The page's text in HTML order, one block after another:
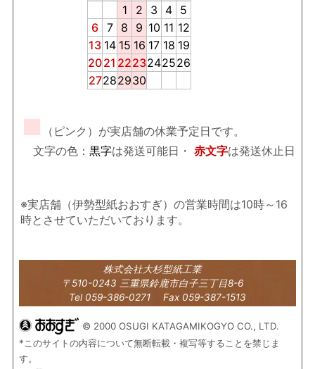
1
2 3 4 5
6 7 8 9 10 11 12
13 14 15 16 17 18 19
2021 2223242526
27282930
■
（ピンク）が実店舗の休業予定日です。
文字の色： 黒字は発送可能日・ 赤文字は発送休止日
※実店舗（伊勢型紙おおすぎ）の営業時間は10時～16
時とさせていただいております。
株式会社大杉型紙工業
〒510-0243 三重県鈴鹿市白子三丁目8-6
Tel 059-386-0271 Fax 059-387-1513
© 2000 OSUGI KATAGAMIKOGYO CO., LTD.
*このサイトの内容について無断転載・複写等することを禁じま
す。